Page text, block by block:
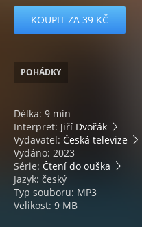
KOUPIT ZA 39 KČ
POHÁDKY
Délka: 9 min
Interpret: Jiří Dvořák
Vydavatel: Česká televize
Vydáno: 2023
Série: Čtení do ouška
Jazyk: český
Typ souboru: MP3
Velikost: 9 MB